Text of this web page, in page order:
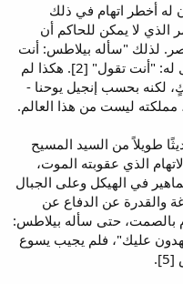
له أخطر اتهام في ذلك
الذي لا يمكن للحاكم أن
لذلك "سأله بيلاطس: أنت
ملك اليهود؟" [2]. "فأجاب وقال له: "أنت تقول" [2]. هكذا لم
لكنه بحسب إنجيل يوحنا -
ليست من هذا العالم.
طويلاً من السيد المسيح
الذي عقوبته الموت،
في الهيكل وعلى الجبال
والقدرة عن الدفاع عن
بالصمت، حتى سأله بيلاطس:
عليك"، فلم يجيب يسوع